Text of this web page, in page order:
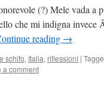
(?) Mele vada a
che mi indigna invece
reading →
schifo, Italia, riflessioni |
a comment